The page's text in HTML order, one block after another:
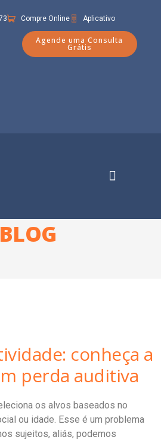
Compre Online Aplicativo
Agende uma Consulta
Grátis
BLOG
conheça a
perda auditiva
os alvos baseados no
ou idade. Esse é um problema
sujeitos, aliás, podemos